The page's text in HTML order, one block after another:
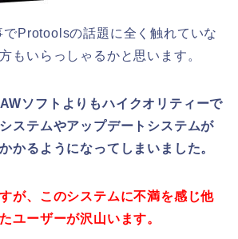
でProtoolsの話題に全く触れていな
もいらっしゃるかと思います。
ソフトよりもハイクオリティーで
ステムやアップデートシステムが
かるようになってしまいました。
が、このシステムに不満を感じ他
ユーザーが沢山います。